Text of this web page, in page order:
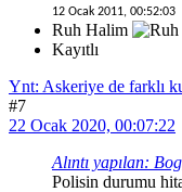
12 Ocak 2011, 00:52:03
Ruh Halim
Kayıtlı
Ynt: Askeriye de farklı
#7
22 Ocak 2020, 00:07:22
Alıntı yapılan:
Polisin durumu